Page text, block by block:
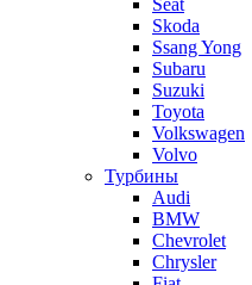
Seat
Skoda
Ssang Yong
Subaru
Suzuki
Toyota
Volkswagen
Volvo
Турбины
Audi
BMW
Chevrolet
Chrysler